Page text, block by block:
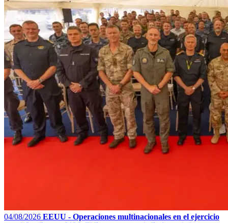
04/08/2026 EEUU - Operaciones multinacionales en el ejercicio